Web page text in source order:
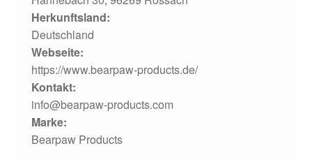
Herkunftsland:
Deutschland
Webseite:
https://www.bearpaw-products.de/
Kontakt:
info@bearpaw-products.com
Marke:
Bearpaw Products